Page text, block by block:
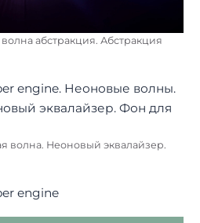
абстракция. Абстракция
волна. Неоновый эквалайзер.